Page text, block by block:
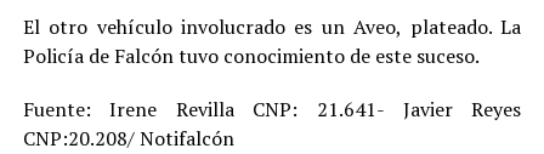
El otro vehículo involucrado es un Aveo, plateado. La
Policía de Falcón tuvo conocimiento de este suceso.
Fuente: Irene Revilla CNP: 21.641- Javier Reyes
CNP:20.208/ Notifalcón